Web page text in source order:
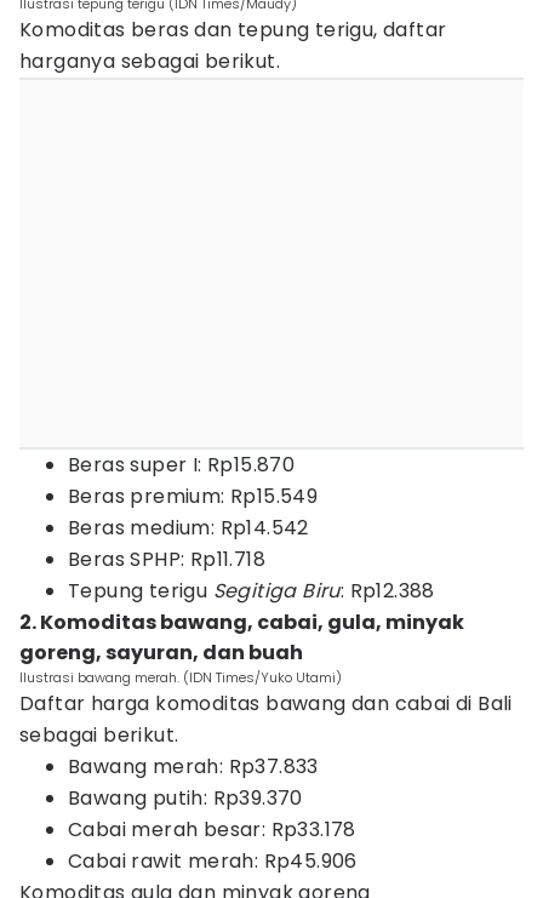
Komoditas beras dan tepung terigu, daftar
harganya sebagai berikut.
Beras super I: Rp15.870
Beras premium: Rp15.549
Beras medium: Rp14.542
Beras SPHP: Rp11.718
Tepung terigu Segitiga Biru: Rp12.388
2. Komoditas bawang, cabai, gula, minyak
goreng, sayuran, dan buah
Ilustrasi bawang merah. (IDN Times/Yuko Utami)
Daftar harga komoditas bawang dan cabai di Bali
sebagai berikut.
Bawang merah: Rp37.833
Bawang putih: Rp39.370
Cabai merah besar: Rp33.178
Cabai rawit merah: Rp45.906